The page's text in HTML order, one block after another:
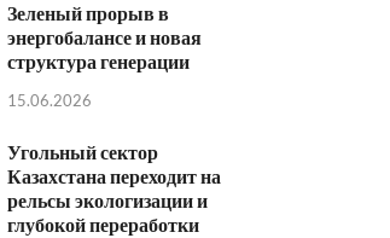
Зеленый прорыв в
энергобалансе и новая
структура генерации
15.06.2026
Угольный сектор
Казахстана переходит на
рельсы экологизации и
глубокой переработки